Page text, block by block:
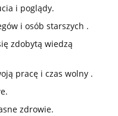
i poglądy.
i osób starszych .
zdobytą wiedzą
pracę i czas wolny .
zdrowie.